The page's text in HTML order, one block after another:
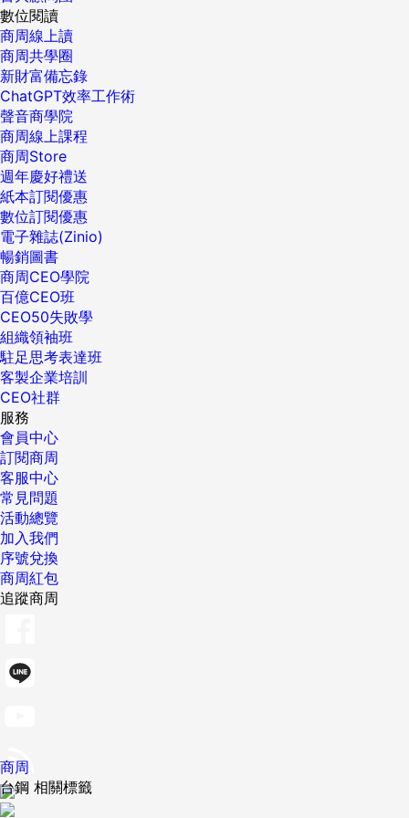
數位閱讀
商周線上讀
商周共學圈
新財富備忘錄
ChatGPT效率工作術
聲音商學院
商周線上課程
商周Store
週年慶好禮送
紙本訂閱優惠
數位訂閱優惠
電子雜誌(Zinio)
暢銷圖書
商周CEO學院
百億CEO班
CEO50失敗學
組織領袖班
駐足思考表達班
客製企業培訓
CEO社群
服務
會員中心
訂閱商周
客服中心
常見問題
活動總覽
加入我們
序號兌換
商周紅包
追蹤商周
商周
台鋼 相關標籤